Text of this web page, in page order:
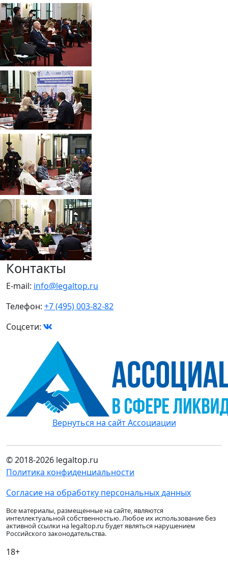
Контакты
E-mail: info@legaltop.ru
Телефон: +7 (495) 003-82-82
Соцсети:
Вернуться на сайт Ассоциации
© 2018-2026 legaltop.ru
Политика конфиденциальности
Согласие на обработку персональных данных
Все материалы, размещенные на сайте, являются
интеллектуальной собственностью. Любое их использование без
активной ссылки на legaltop.ru будет являться нарушением
Российского законодательства.
18+